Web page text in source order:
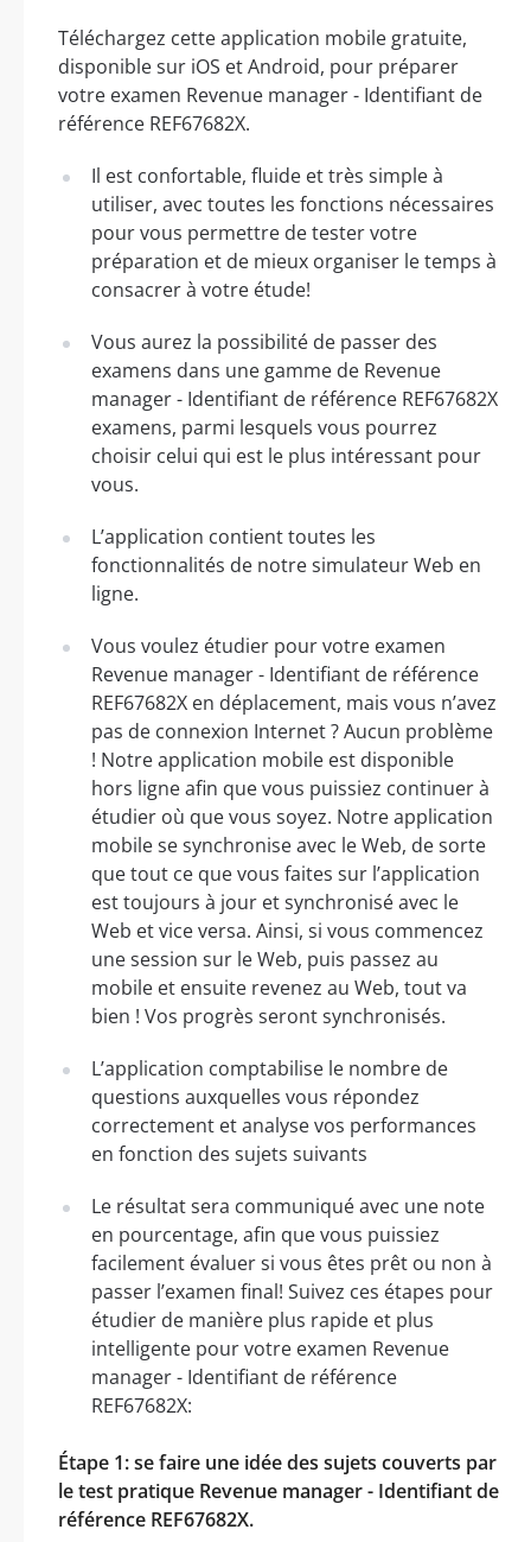
Téléchargez cette application mobile gratuite,
disponible sur iOS et Android, pour préparer
votre examen Revenue manager - Identifiant de
référence REF67682X.
Il est confortable, fluide et très simple à
utiliser, avec toutes les fonctions nécessaires
pour vous permettre de tester votre
préparation et de mieux organiser le temps à
consacrer à votre étude!
Vous aurez la possibilité de passer des
examens dans une gamme de Revenue
manager - Identifiant de référence REF67682X
examens, parmi lesquels vous pourrez
choisir celui qui est le plus intéressant pour
vous.
L’application contient toutes les
fonctionnalités de notre simulateur Web en
ligne.
Vous voulez étudier pour votre examen
Revenue manager - Identifiant de référence
REF67682X en déplacement, mais vous n’avez
pas de connexion Internet ? Aucun problème
! Notre application mobile est disponible
hors ligne afin que vous puissiez continuer à
étudier où que vous soyez. Notre application
mobile se synchronise avec le Web, de sorte
que tout ce que vous faites sur l’application
est toujours à jour et synchronisé avec le
Web et vice versa. Ainsi, si vous commencez
une session sur le Web, puis passez au
mobile et ensuite revenez au Web, tout va
bien ! Vos progrès seront synchronisés.
L’application comptabilise le nombre de
questions auxquelles vous répondez
correctement et analyse vos performances
en fonction des sujets suivants
Le résultat sera communiqué avec une note
en pourcentage, afin que vous puissiez
facilement évaluer si vous êtes prêt ou non à
passer l’examen final! Suivez ces étapes pour
étudier de manière plus rapide et plus
intelligente pour votre examen Revenue
manager - Identifiant de référence
REF67682X:
Étape 1: se faire une idée des sujets couverts par
le test pratique Revenue manager - Identifiant de
référence REF67682X.